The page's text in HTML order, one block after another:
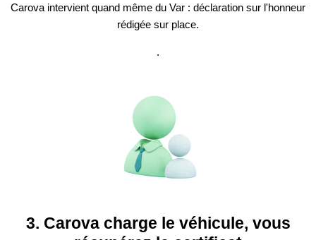
Carova intervient quand même du Var : déclaration sur l'honneur
rédigée sur place.
.
3. Carova charge le véhicule, vous